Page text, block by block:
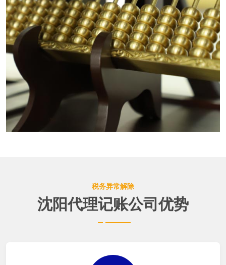
税务异常解除
沈阳代理记账公司优势